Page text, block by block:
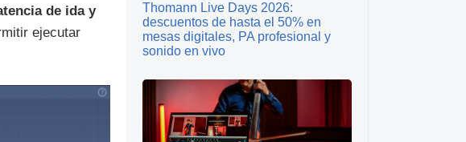
de ida y
ejecutar
Thomann Live Days 2026:
descuentos de hasta el 50% en
mesas digitales, PA profesional y
sonido en vivo